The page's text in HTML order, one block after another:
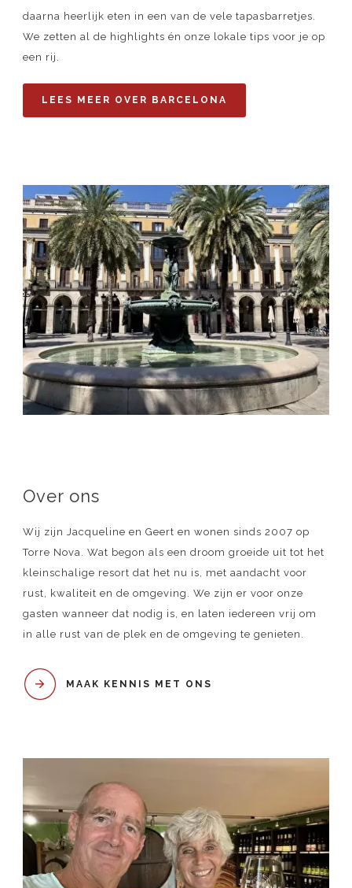
daarna heerlijk eten in een van de vele tapasbarretjes.
We zetten al de highlights én onze lokale tips voor je op
een rij.
LEES MEER OVER BARCELONA
Over ons
Wij zijn Jacqueline en Geert en wonen sinds 2007 op
Torre Nova. Wat begon als een droom groeide uit tot het
kleinschalige resort dat het nu is, met aandacht voor
rust, kwaliteit en de omgeving. We zijn er voor onze
gasten wanneer dat nodig is, en laten iedereen vrij om
in alle rust van de plek en de omgeving te genieten.
MAAK KENNIS MET ONS